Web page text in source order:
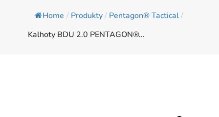
Home / Produkty/ Pentagon® Tactical/
Kalhoty BDU 2.0 PENTAGON®...